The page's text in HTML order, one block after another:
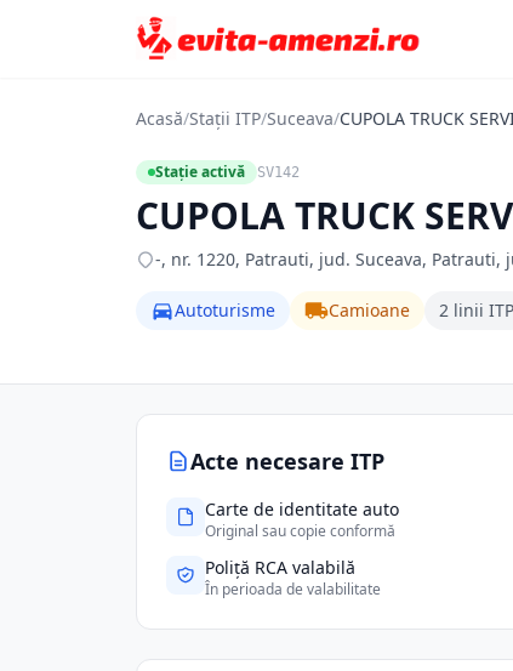
Acasă/Stații ITP/Suceava/CUPOLA TRUCK
Stație activă SV142
CUPOLA TRUCK
-, nr. 1220, Patrauti, jud. Suceava, Patrauti,
Autoturisme Camioane 2 linii ITP
Acte necesare ITP
Carte de identitate auto
Original sau copie conformă
Poliță RCA valabilă
În perioada de valabilitate